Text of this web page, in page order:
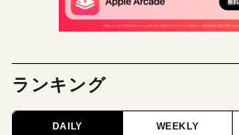
ランキング
DAILY WEEKLY